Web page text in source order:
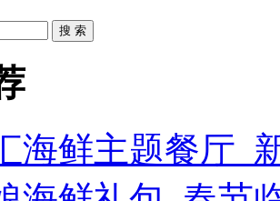
搜 索
海鲜主题餐厅_